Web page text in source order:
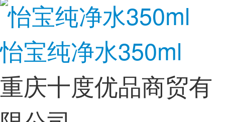
怡宝纯净水350ml
重庆十度优品商贸有